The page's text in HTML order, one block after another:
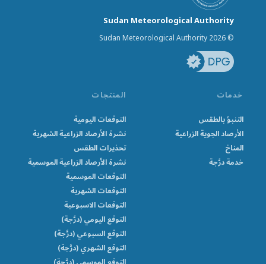
Sudan Meteorological Authority
© Sudan Meteorological Authority 2026
خدمات
التنبؤ بالطقس
الأرصاد الجوية الزراعية
المناخ
خدمة درَّجة
المنتجات
التوقعات اليومية
نشرة الأرصاد الزراعية الشهرية
تحذيرات الطقس
نشرة الأرصاد الزراعية الموسمية
التوقعات الموسمية
التوقعات الشهرية
التوقعات الاسبوعية
التوقع اليومي (درَّجة)
التوقع السبوعي (درَّجة)
التوقع الشهري (درَّجة)